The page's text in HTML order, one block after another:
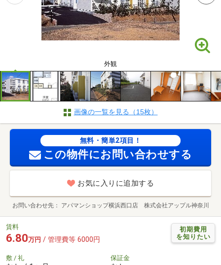
外観
画像の一覧を見る（15枚）
無料・簡単2項目！
この物件にお問い合わせする
お気に入りに追加する
お問い合わせ先 アパマンショップ横浜西口店 株式会社アップル神奈川
初期費用
を知りたい
賃料
6.80万円 / 管理費等 6000円
敷 / 礼 保証金